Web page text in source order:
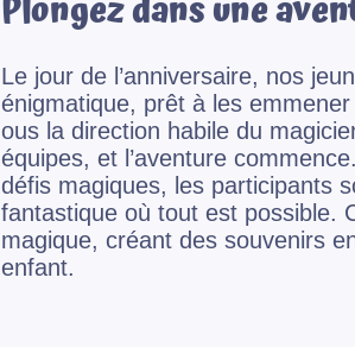
Plongez dans une
Le jour de l’anniversaire, nos
énigmatique, prêt à les
ous la direction habile du
équipes, et l’aventure
défis magiques, les participants
fantastique où tout est possible.
magique, créant des souvenirs
enfant.